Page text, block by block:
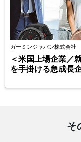
ガーミンジャパン株式会社
＜米国上場企業／
を手掛ける急成長
そ